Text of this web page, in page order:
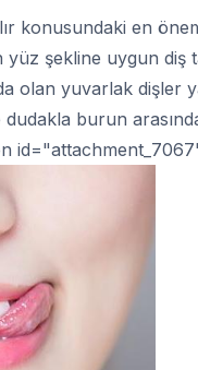
konusundaki en
yüz şekline uygun diş
olan yuvarlak dişler
dudakla burun